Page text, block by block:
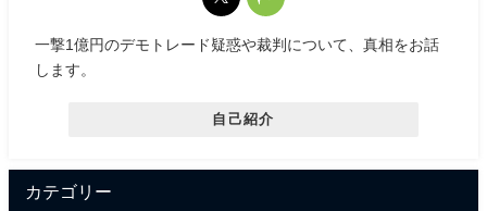
一撃1億円のデモトレード疑惑や裁判について、真相をお話
します。
自己紹介
カテゴリー